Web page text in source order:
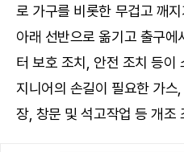
로 가구를 비롯한 무겁고 깨
아래 선반으로 옮기고 출구
터 보호 조치, 안전 조치 등이
지니어의 손길이 필요한 가
장, 창문 및 석고작업 등 개조